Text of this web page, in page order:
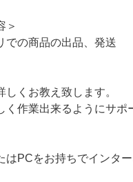
＞
での商品の出品、発送
しくお教え致します。
く作業出来るようにサポ
はPCをお持ちでインタ